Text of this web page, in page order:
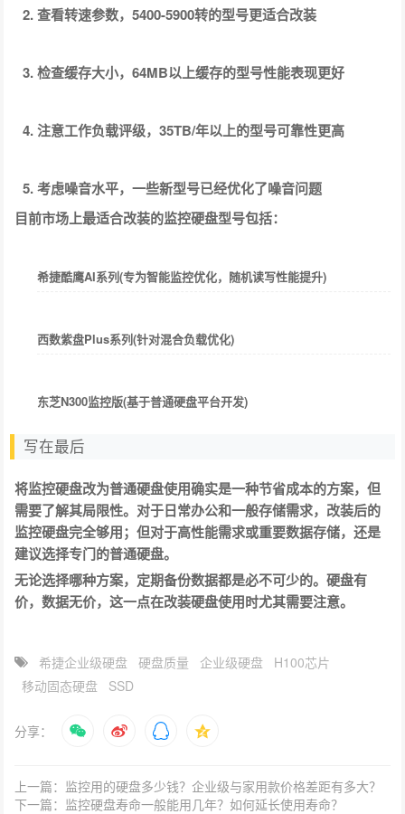
查看转速参数，5400-5900转的型号更适合改装
检查缓存大小，64MB以上缓存的型号性能表现更好
注意工作负载评级，35TB/年以上的型号可靠性更高
考虑噪音水平，一些新型号已经优化了噪音问题
目前市场上最适合改装的监控硬盘型号包括：
希捷酷鹰AI系列(专为智能监控优化，随机读写性能提升)
西数紫盘Plus系列(针对混合负载优化)
东芝N300监控版(基于普通硬盘平台开发)
写在最后
将监控硬盘改为普通硬盘使用确实是一种节省成本的方案，但
需要了解其局限性。对于日常办公和一般存储需求，改装后的
监控硬盘完全够用；但对于高性能需求或重要数据存储，还是
建议选择专门的普通硬盘。
无论选择哪种方案，定期备份数据都是必不可少的。硬盘有
价，数据无价，这一点在改装硬盘使用时尤其需要注意。
希捷企业级硬盘 硬盘质量 企业级硬盘
H100芯片
移动固态硬盘
SSD
分享：
上一篇：监控用的硬盘多少钱？企业级与家用款价格差距有多大？
下一篇：监控硬盘寿命一般能用几年？如何延长使用寿命？